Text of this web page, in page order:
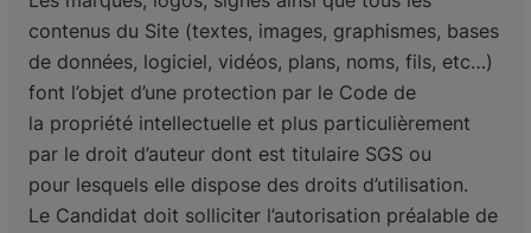
contenus du Site (textes, images, graphismes, bases
de données, logiciel, vidéos, plans, noms, fils, etc…)
font l’objet d’une protection par le Code de
la propriété intellectuelle et plus particulièrement
par le droit d’auteur dont est titulaire SGS ou
pour lesquels elle dispose des droits d’utilisation.
Le Candidat doit solliciter l’autorisation préalable de